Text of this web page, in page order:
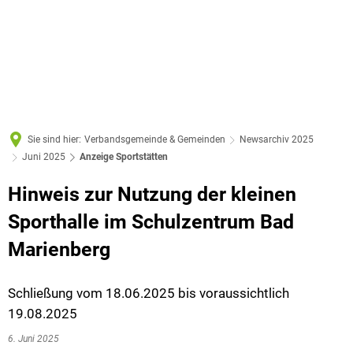
Sie sind hier: Verbandsgemeinde & Gemeinden
Newsarchiv 2025
Juni 2025
Anzeige Sportstätten
Hinweis zur Nutzung der kleinen
Sporthalle im Schulzentrum Bad
Marienberg
Schließung vom 18.06.2025 bis voraussichtlich
19.08.2025
6. Juni 2025